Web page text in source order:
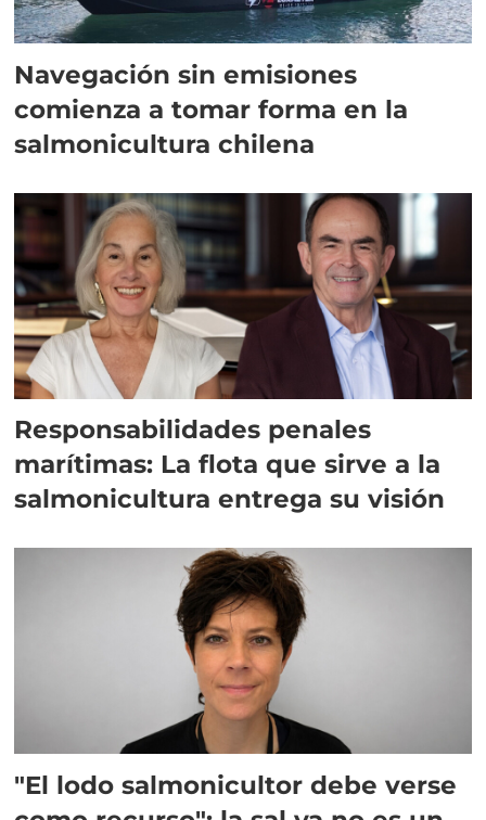
Navegación sin emisiones
comienza a tomar forma en la
salmonicultura chilena
Responsabilidades penales
marítimas: La flota que sirve a la
salmonicultura entrega su visión
"El lodo salmonicultor debe verse